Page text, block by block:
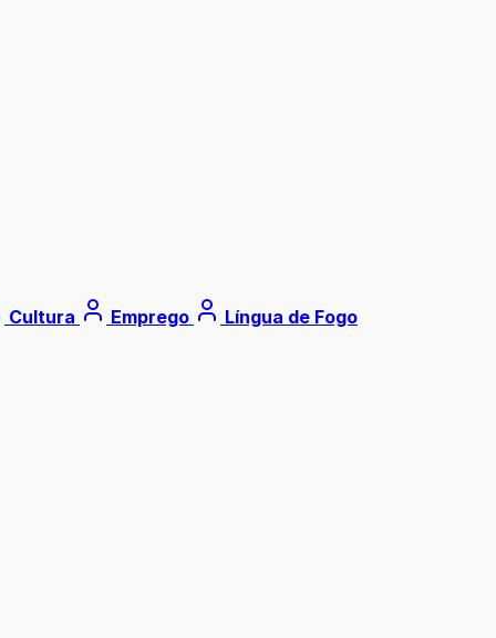
Cultura Emprego Língua de Fogo